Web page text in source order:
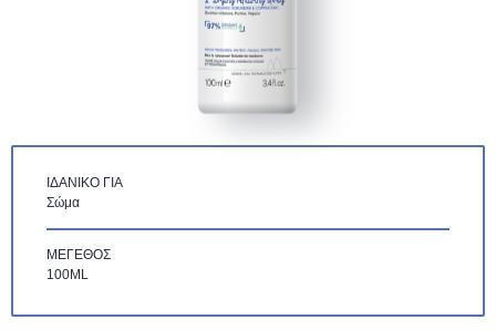
ΙΔΑΝΙΚΌ ΓΙΑ
Σώμα
ΜΈΓΕΘΟΣ
100ML